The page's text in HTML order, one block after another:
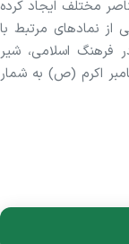
مختلف ایجاد کرده
از نماد‌های مرتبط با
فرهنگ اسلامی، شیر
اکرم (ص) به شمار